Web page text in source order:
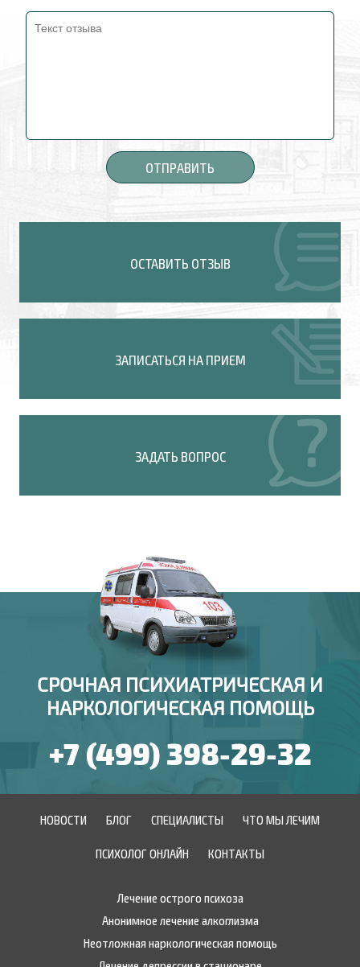
ОСТАВИТЬ ОТЗЫВ
ЗАПИСАТЬСЯ НА ПРИЕМ
ЗАДАТЬ ВОПРОС
СРОЧНАЯ ПСИХИАТРИЧЕСКАЯ И
НАРКОЛОГИЧЕСКАЯ ПОМОЩЬ
+7 (499) 398-29-32
НОВОСТИ БЛОГ СПЕЦИАЛИСТЫ ЧТО МЫ ЛЕЧИМ
ПСИХОЛОГ ОНЛАЙН КОНТАКТЫ
Лечение острого психоза
Анонимное лечение алкоглизма
Неотложная наркологическая помощь